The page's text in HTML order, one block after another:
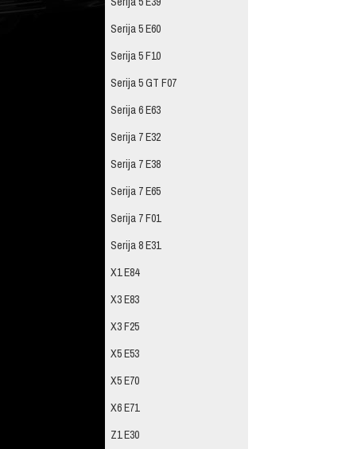
Serija 5 E60
Serija 5 F10
Serija 5 GT F07
Serija 6 E63
Serija 7 E32
Serija 7 E38
Serija 7 E65
Serija 7 F01
Serija 8 E31
X1 E84
X3 E83
X3 F25
X5 E53
X5 E70
X6 E71
Z1 E30